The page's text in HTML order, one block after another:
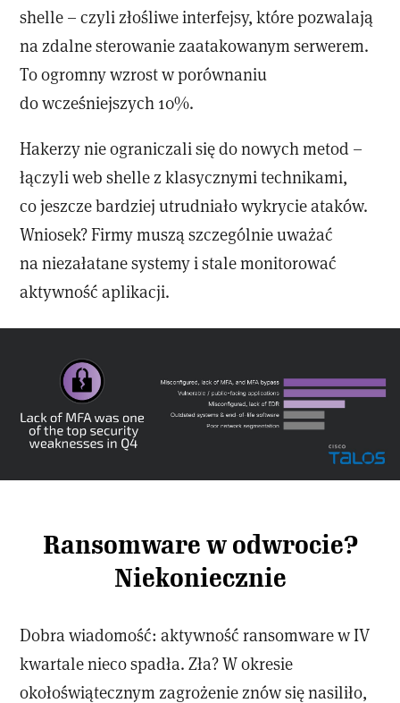
shelle – czyli złośliwe interfejsy, które pozwalają
na zdalne sterowanie zaatakowanym serwerem.
To ogromny wzrost w porównaniu
do wcześniejszych 10%.
Hakerzy nie ograniczali się do nowych metod –
łączyli web shelle z klasycznymi technikami,
co jeszcze bardziej utrudniało wykrycie ataków.
Wniosek? Firmy muszą szczególnie uważać
na niezałatane systemy i stale monitorować
aktywność aplikacji.
Ransomware w odwrocie?
Niekoniecznie
Dobra wiadomość: aktywność ransomware w IV
kwartale nieco spadła. Zła? W okresie
okołoświątecznym zagrożenie znów się nasiliło,